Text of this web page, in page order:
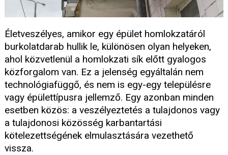
Életveszélyes, amikor egy épület homlokzatáról
burkolatdarab hullik le, különösen olyan helyeken,
ahol közvetlenül a homlokzati sík előtt gyalogos
közforgalom van. Ez a jelenség egyáltalán nem
technológiafüggő, és nem is egy-egy településre
vagy épülettípusra jellemző. Egy azonban minden
esetben közös: a veszélyeztetés a tulajdonos vagy
a tulajdonosi közösség karbantartási
kötelezettségének elmulasztására vezethető
vissza.